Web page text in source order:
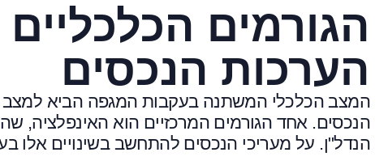
הגורמים
הערכות הנכסים
המצב הכלכלי המשתנה בעקבות המגפה הביא למצב
הנכסים. אחד הגורמים המרכזיים הוא האינפלציה,
הנדל"ן. על מעריכי הנכסים להתחשב בשינויים אלו